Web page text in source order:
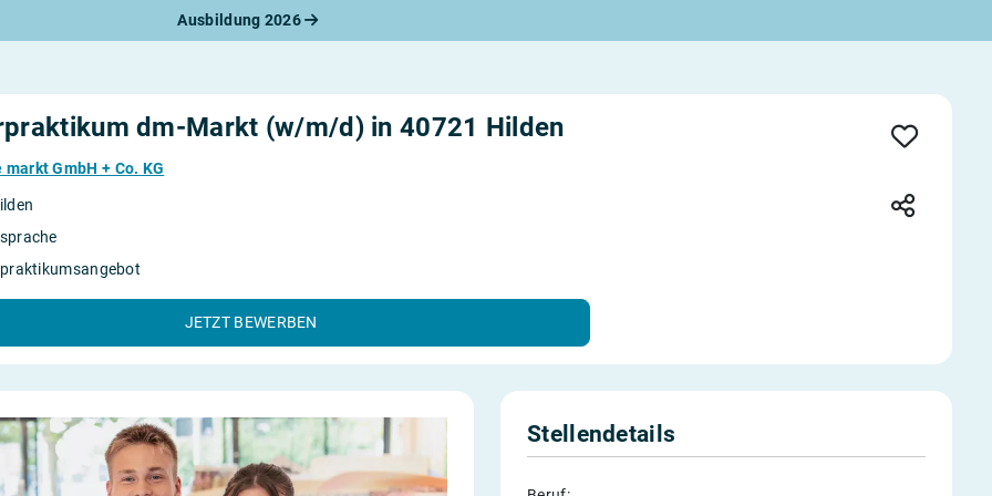
Ausbildung 2026
Bewerbung
Check
dm-Markt (w/m/d) in 40721 Hilden
GmbH + Co. KG
JETZT BEWERBEN
Stellendetails